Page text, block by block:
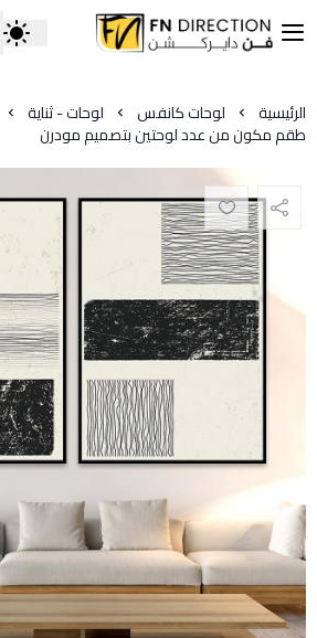
فن دايركشن
الرئيسية لوحات كانفس لوحات - ثناية
طقم مكون من عدد لوحتين بتصميم مودرن